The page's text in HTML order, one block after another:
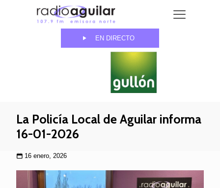
EN DIRECTO
La Policía Local de Aguilar informa
16-01-2026
16 enero, 2026